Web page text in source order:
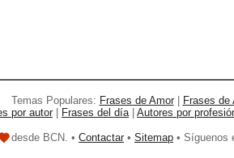
Temas Populares: Frases de Amor| Frases de
por autor Frases del día| Autores por
desde BCN. • Contactar • Sitemap • Síguenos